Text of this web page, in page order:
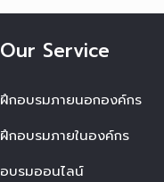
Our Service
ฝึกอบรมภายนอกองค์กร
ฝึกอบรมภายในองค์กร
อบรมออนไลน์